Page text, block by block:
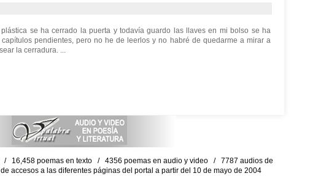
se ha cerrado la puerta y todavía guardo las llaves en mi bolso se ha
pendientes, pero no he de leerlos y no habré de quedarme a mirar a
la cerradura. ...
16,458 poemas en texto / 4356 poemas en audio y video / 7787 audios de
accesos a las diferentes páginas del portal a partir del 10 de mayo de 2004